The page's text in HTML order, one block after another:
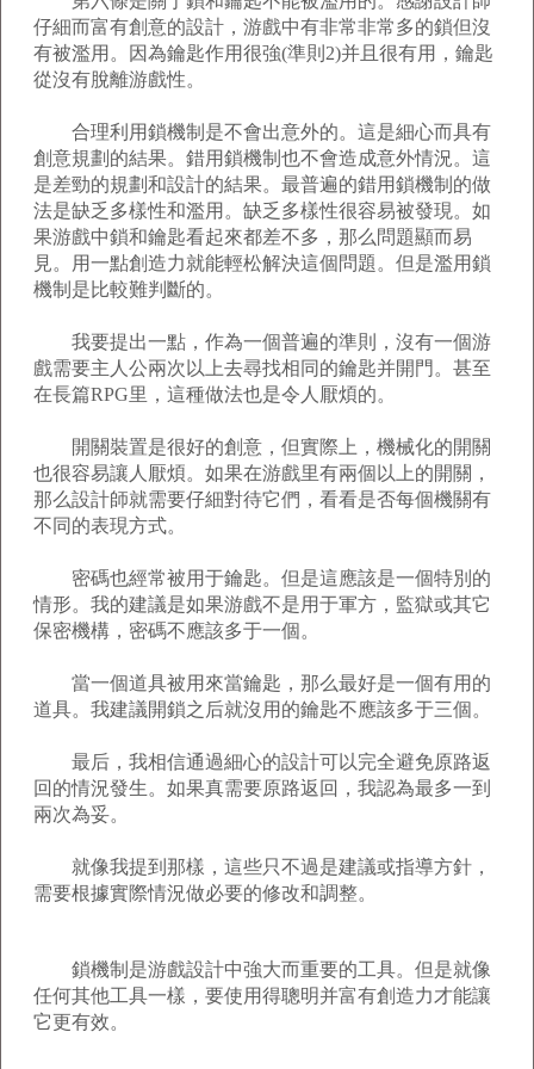
仔細而富有創意的設計，游戲中有非常非常多的鎖但沒
有被濫用。因為鑰匙作用很強(準則2)并且很有用，鑰匙
從沒有脫離游戲性。
合理利用鎖機制是不會出意外的。這是細心而具有
創意規劃的結果。錯用鎖機制也不會造成意外情況。這
是差勁的規劃和設計的結果。最普遍的錯用鎖機制的做
法是缺乏多樣性和濫用。缺乏多樣性很容易被發現。如
果游戲中鎖和鑰匙看起來都差不多，那么問題顯而易
見。用一點創造力就能輕松解決這個問題。但是濫用鎖
機制是比較難判斷的。
我要提出一點，作為一個普遍的準則，沒有一個游
戲需要主人公兩次以上去尋找相同的鑰匙并開門。甚至
在長篇RPG里，這種做法也是令人厭煩的。
開關裝置是很好的創意，但實際上，機械化的開關
也很容易讓人厭煩。如果在游戲里有兩個以上的開關，
那么設計師就需要仔細對待它們，看看是否每個機關有
不同的表現方式。
密碼也經常被用于鑰匙。但是這應該是一個特別的
情形。我的建議是如果游戲不是用于軍方，監獄或其它
保密機構，密碼不應該多于一個。
當一個道具被用來當鑰匙，那么最好是一個有用的
道具。我建議開鎖之后就沒用的鑰匙不應該多于三個。
最后，我相信通過細心的設計可以完全避免原路返
回的情況發生。如果真需要原路返回，我認為最多一到
兩次為妥。
就像我提到那樣，這些只不過是建議或指導方針，
需要根據實際情況做必要的修改和調整。
鎖機制是游戲設計中強大而重要的工具。但是就像
任何其他工具一樣，要使用得聰明并富有創造力才能讓
它更有效。